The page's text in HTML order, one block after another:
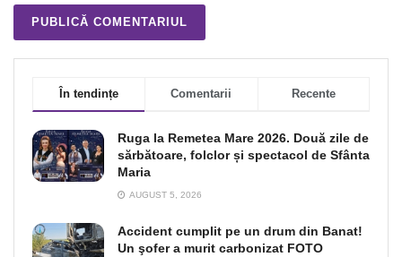
În tendințe Comentarii Recente
Ruga la Remetea Mare 2026. Două zile de
sărbătoare, folclor și spectacol de Sfânta
Maria
AUGUST 5, 2026
Accident cumplit pe un drum din Banat!
Un şofer a murit carbonizat FOTO